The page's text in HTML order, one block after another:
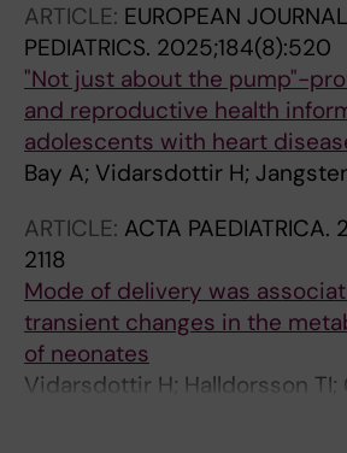
ARTICLE: EUROPEAN
PEDIATRICS. 2025;184(8):520
"Not just about the pump"-
and reproductive health
adolescents with heart
Bay A; Vidarsdottir H;
ARTICLE: ACTA PAEDIATRICA.
2118
Mode of delivery was
transient changes in the
of neonates
Vidarsdottir H; Halldorsson TI;
Bjarnason R; Franzson L;